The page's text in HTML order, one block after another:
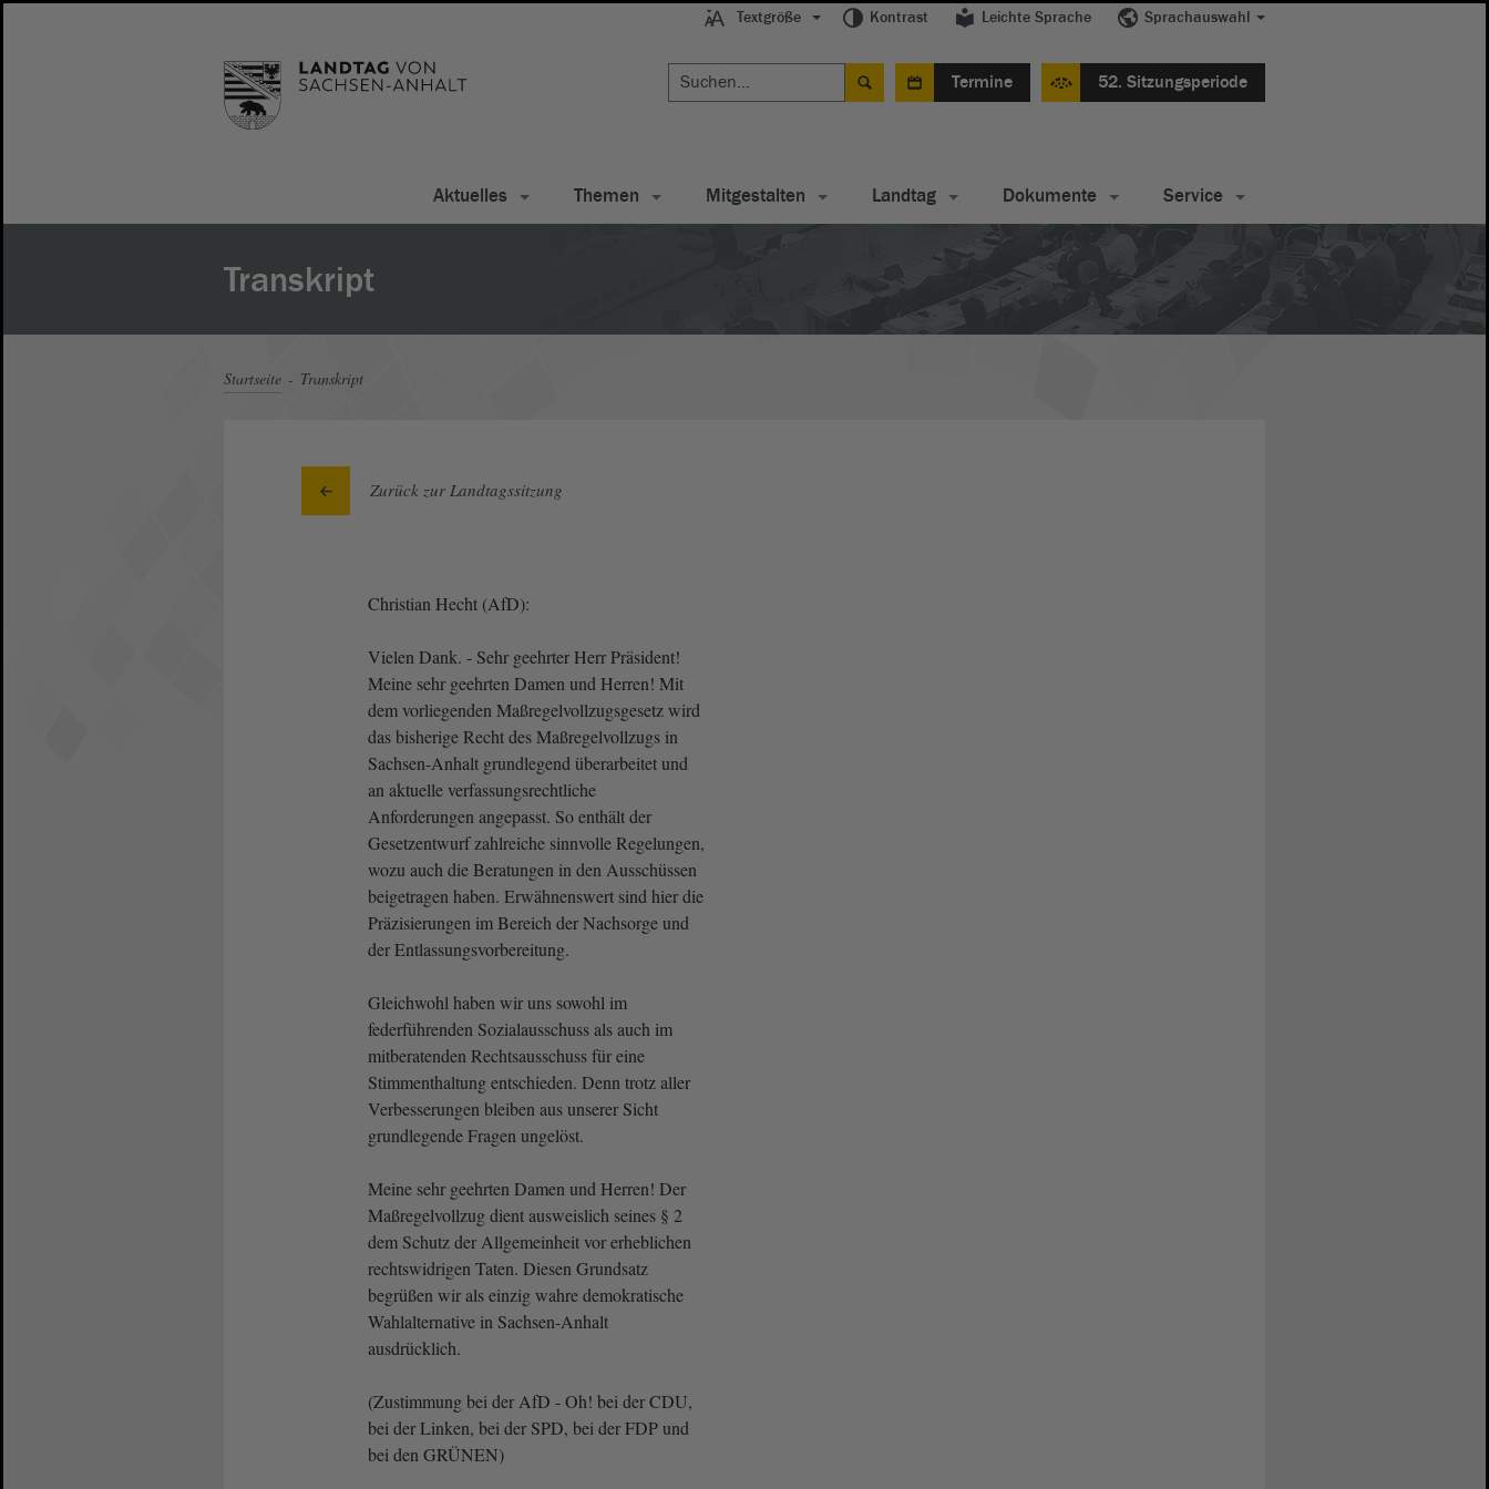
Textgröße Kontrast Leichte Sprache Sprachauswahl
Termine 52. Sitzungsperiode
Aktuelles Themen Mitgestalten Landtag Dokumente Service
Transkript
Startseite Transkript
Zurück zur Landtagssitzung
Christian Hecht (AfD):
Vielen Dank. - Sehr geehrter Herr Präsident!
Meine sehr geehrten Damen und Herren! Mit
dem vorliegenden Maßregelvollzugsgesetz wird
das bisherige Recht des Maßregelvollzugs in
Sachsen-Anhalt grundlegend überarbeitet und
an aktuelle verfassungsrechtliche
Anforderungen angepasst. So enthält der
Gesetzentwurf zahlreiche sinnvolle Regelungen,
wozu auch die Beratungen in den Ausschüssen
beigetragen haben. Erwähnenswert sind hier die
Präzisierungen im Bereich der Nachsorge und
der Entlassungsvorbereitung.
Gleichwohl haben wir uns sowohl im
federführenden Sozialausschuss als auch im
mitberatenden Rechtsausschuss für eine
Stimmenthaltung entschieden. Denn trotz aller
Verbesserungen bleiben aus unserer Sicht
grundlegende Fragen ungelöst.
Meine sehr geehrten Damen und Herren! Der
Maßregelvollzug dient ausweislich seines § 2
dem Schutz der Allgemeinheit vor erheblichen
rechtswidrigen Taten. Diesen Grundsatz
begrüßen wir als einzig wahre demokratische
Wahlalternative in Sachsen-Anhalt
ausdrücklich.
(Zustimmung bei der AfD - Oh! bei der CDU,
bei der Linken, bei der SPD, bei der FDP und
bei den GRÜNEN)